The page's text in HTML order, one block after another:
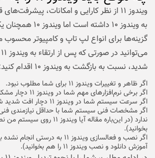
ویندوز ۱۱ از نظر کارایی و امکانات،
به ویندوز ۱۰ داشته است
گزینه‌ها برای انواع لپ تاپ و کامپیوتر
شدید، نسبت به بازگشت به ویندوز ۱۰ اقدام کنید:
اگر ظاهر و تغییرات ویندوز ۱۱ برای شما مطلوب نبود.
اگر برخی نرم‌افزارهای مهم شما در ویندوز ۱۱ دچار مشکل شدند.
اگر سرعت سیستم شما در ویندوز ۱۱ دچار افت شدید شده است.
ندارد (در این‌باره مقالهآیا ویندوز ۱۱ روی سیستم من نصب می‌شود؟
بخوانید).
اگر نصب و فعالسازی ویندوز ۱۱ به درستی انجام نشده باشد (می‌توانید مقاله
آموزش دانلود و نصب ویندوز ۱۱
را هم بخوانید).